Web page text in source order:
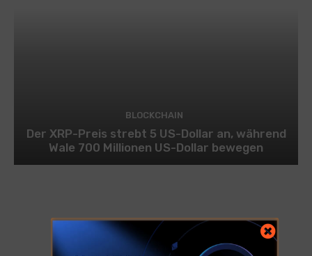
BLOCKCHAIN
Der XRP-Preis strebt 5 US-Dollar an, während
Wale 700 Millionen US-Dollar bewegen